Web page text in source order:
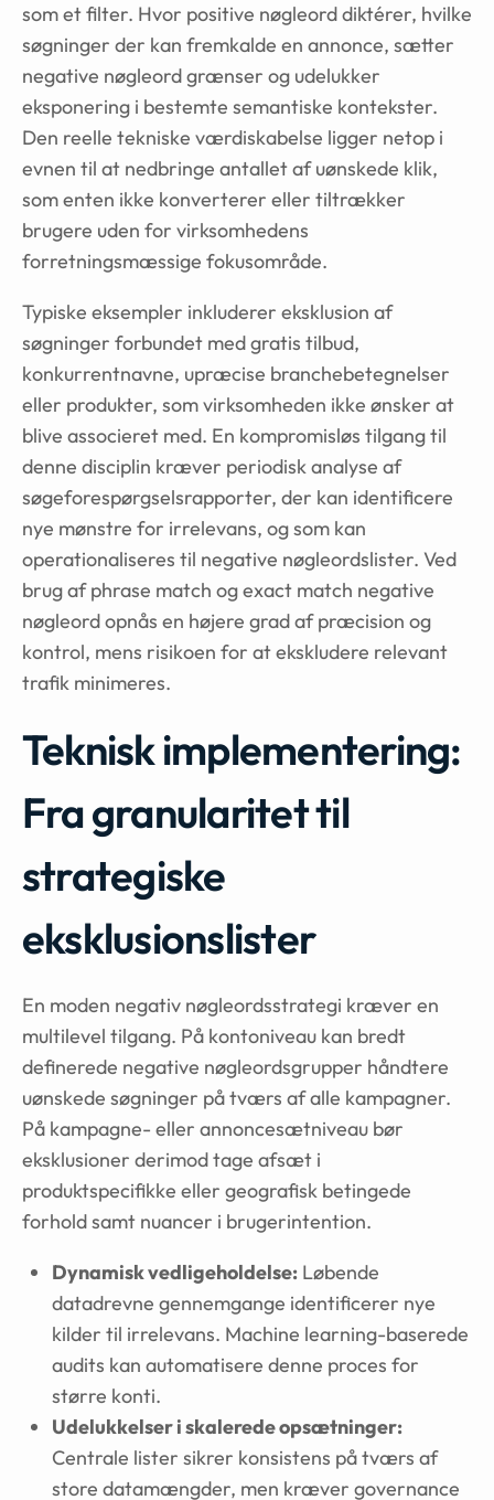
som et filter. Hvor positive nøgleord diktérer, hvilke
søgninger der kan fremkalde en annonce, sætter
negative nøgleord grænser og udelukker
eksponering i bestemte semantiske kontekster.
Den reelle tekniske værdiskabelse ligger netop i
evnen til at nedbringe antallet af uønskede klik,
som enten ikke konverterer eller tiltrækker
brugere uden for virksomhedens
forretningsmæssige fokusområde.
Typiske eksempler inkluderer eksklusion af
søgninger forbundet med gratis tilbud,
konkurrentnavne, upræcise branchebetegnelser
eller produkter, som virksomheden ikke ønsker at
blive associeret med. En kompromisløs tilgang til
denne disciplin kræver periodisk analyse af
søgeforespørgselsrapporter, der kan identificere
nye mønstre for irrelevans, og som kan
operationaliseres til negative nøgleordslister. Ved
brug af phrase match og exact match negative
nøgleord opnås en højere grad af præcision og
kontrol, mens risikoen for at ekskludere relevant
trafik minimeres.
Teknisk implementering:
Fra granularitet til
strategiske
eksklusionslister
En moden negativ nøgleordsstrategi kræver en
multilevel tilgang. På kontoniveau kan bredt
definerede negative nøgleordsgrupper håndtere
uønskede søgninger på tværs af alle kampagner.
På kampagne- eller annoncesætniveau bør
eksklusioner derimod tage afsæt i
produktspecifikke eller geografisk betingede
forhold samt nuancer i brugerintention.
Dynamisk vedligeholdelse: Løbende
datadrevne gennemgange identificerer nye
kilder til irrelevans. Machine learning-baserede
audits kan automatisere denne proces for
større konti.
Udelukkelser i skalerede opsætninger:
Centrale lister sikrer konsistens på tværs af
store datamængder, men kræver governance